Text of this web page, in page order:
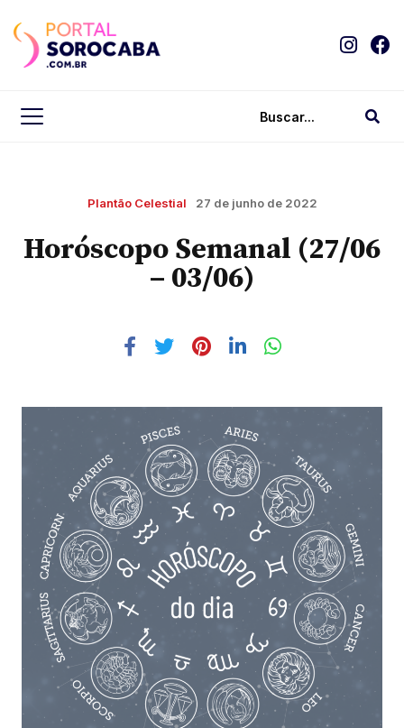
Plantão Celestial 27 de junho de 2022
Horóscopo Semanal (27/06
– 03/06)